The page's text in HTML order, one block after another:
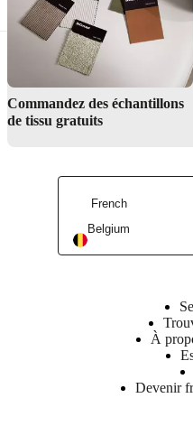
Trouver un magasin
Commandez des échantillons
de tissu gratuits
French
Belgium
À
Devenir